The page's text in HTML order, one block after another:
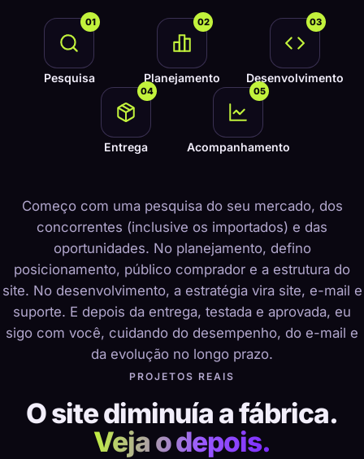
01
Pesquisa
02
Planejamento
03
Desenvolvimento
04
Entrega
05
Acompanhamento
Começo com uma pesquisa do seu mercado, dos
concorrentes (inclusive os importados) e das
oportunidades. No planejamento, defino
posicionamento, público comprador e a estrutura do
site. No desenvolvimento, a estratégia vira site, e-mail e
suporte. E depois da entrega, testada e aprovada, eu
sigo com você, cuidando do desempenho, do e-mail e
da evolução no longo prazo.
PROJETOS REAIS
O site diminuía a fábrica.
Veja o depois.